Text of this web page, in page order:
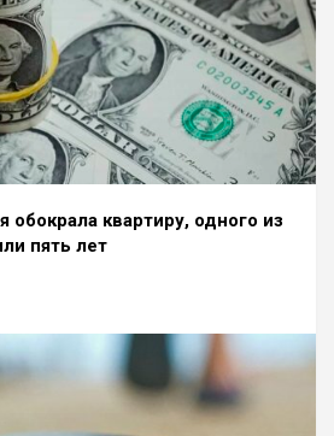
обокрала квартиру, одного из
пять лет